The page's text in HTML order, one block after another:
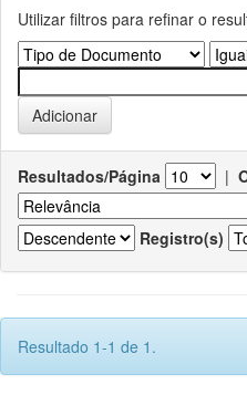
Utilizar filtros para refinar o
Resultados/Página |
Registro(s)
Resultado 1-1 de 1.